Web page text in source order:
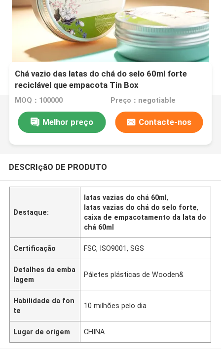
Chá vazio das latas do chá do selo 60ml forte
reciclável que empacota Tin Box
MOQ：100000 Preço：negotiable
Melhor preço Contacte-nos
DESCRIçãO DE PRODUTO
Destaque:
latas vazias do chá 60ml,
latas vazias do chá do selo forte,
caixa de empacotamento da lata do
chá 60ml
Certificação FSC, ISO9001, SGS
Detalhes da emba
lagem
Páletes plásticas de Wooden&
Habilidade da fon
te
10 milhões pelo dia
Lugar de origem CHINA